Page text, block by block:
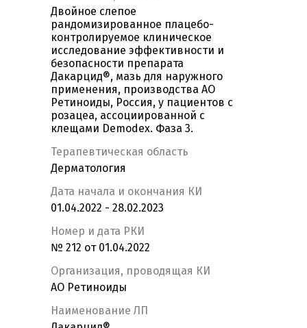
Двойное слепое
рандомизированное плацебо-
контролируемое клиническое
исследование эффективности и
безопасности препарата
Дакарцид®, мазь для наружного
применения, производства АО
Ретиноиды, Россия, у пациентов с
розацеа, ассоциированной с
клещами Demodex. Фаза 3.
Терапевтическая область
Дерматология
Дата начала и окончания КИ
01.04.2022 - 28.02.2023
Номер и дата РКИ
№ 212 от 01.04.2022
Организация, проводящая КИ
АО Ретиноиды
Наименование ЛП